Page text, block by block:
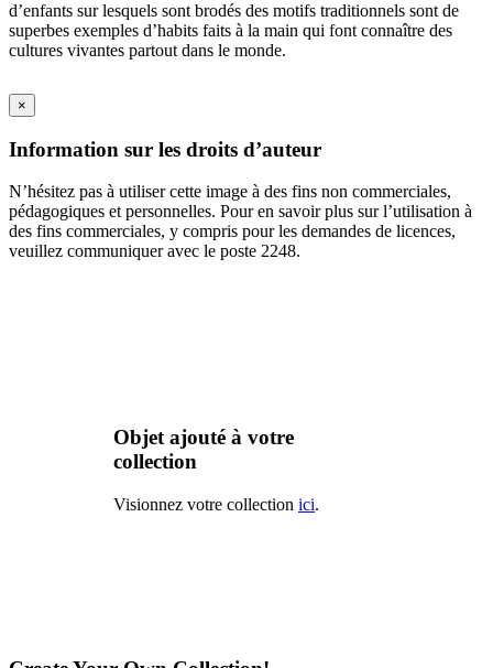
d’enfants sur lesquels sont brodés des motifs traditionnels sont de
superbes exemples d’habits faits à la main qui font connaître des
cultures vivantes partout dans le monde.
×
Information sur les droits d’auteur
N’hésitez pas à utiliser cette image à des fins non commerciales,
pédagogiques et personnelles. Pour en savoir plus sur l’utilisation à
des fins commerciales, y compris pour les demandes de licences,
veuillez communiquer avec le poste 2248.
Objet ajouté à votre
collection
Visionnez votre collection ici.